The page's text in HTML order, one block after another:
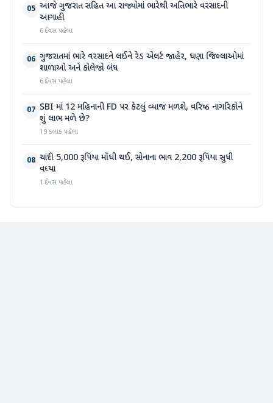
05 આજે ગુજરાત સહિત આ રાજ્યોમાં ભારેથી અતિભારે વરસાદની
આગાહી
6 દિવસ પહેલા
06 ગુજરાતમાં ભારે વરસાદને લઈને રેડ એલર્ટ જાહેર, ઘણા જિલ્લાઓમાં
શાળાઓ અને કોલેજો બંધ
6 દિવસ પહેલા
07 SBI માં 12 મહિનાની FD પર કેટલું વ્યાજ મળશે, વરિષ્ઠ નાગરિકોને
શું લાભ મળે છે?
19 કલાક પહેલા
08 ચાંદી 5,000 રૂપિયા મોંઘી થઈ, સોનાના ભાવ 2,200 રૂપિયા સુધી
વધ્યા
1 દિવસ પહેલા